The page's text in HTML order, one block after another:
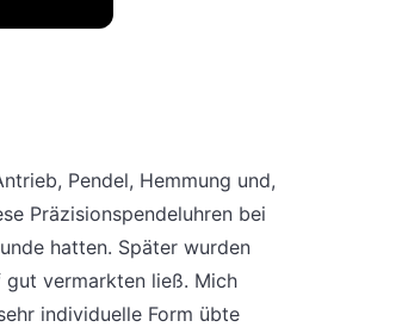
Pendel, Hemmung und,
Präzisionspendeluhren bei
hatten. Später wurden
gut vermarkten ließ. Mich
individuelle Form übte